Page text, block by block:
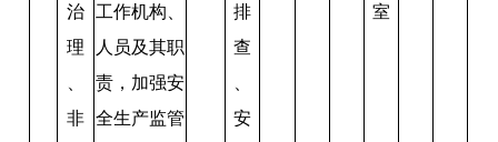
治
理
非
工作机构、
人员及其职
责，加强安
全生产监管
排
查
安
室